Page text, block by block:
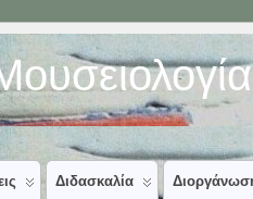
Διδασκαλία